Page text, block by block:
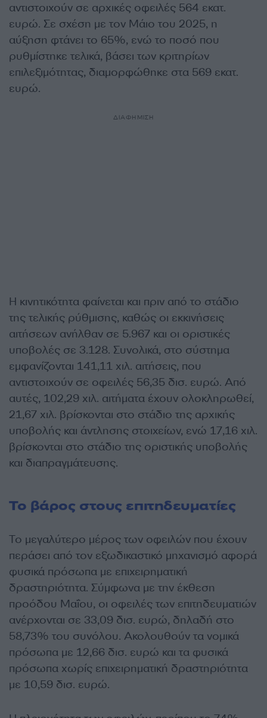
αντιστοιχούν σε αρχικές οφειλές 564 εκατ.
ευρώ. Σε σχέση με τον Μάιο του 2025, η
αύξηση φτάνει το 65%, ενώ το ποσό που
ρυθμίστηκε τελικά, βάσει των κριτηρίων
επιλεξιμότητας, διαμορφώθηκε στα 569 εκατ.
ευρώ.
ΔΙΑΦΗΜΙΣΗ
Η κινητικότητα φαίνεται και πριν από το στάδιο
της τελικής ρύθμισης, καθώς οι εκκινήσεις
αιτήσεων ανήλθαν σε 5.967 και οι οριστικές
υποβολές σε 3.128. Συνολικά, στο σύστημα
εμφανίζονται 141,11 χιλ. αιτήσεις, που
αντιστοιχούν σε οφειλές 56,35 δισ. ευρώ. Από
αυτές, 102,29 χιλ. αιτήματα έχουν ολοκληρωθεί,
21,67 χιλ. βρίσκονται στο στάδιο της αρχικής
υποβολής και άντλησης στοιχείων, ενώ 17,16 χιλ.
βρίσκονται στο στάδιο της οριστικής υποβολής
και διαπραγμάτευσης.
Το βάρος στους επιτηδευματίες
Το μεγαλύτερο μέρος των οφειλών που έχουν
περάσει από τον εξωδικαστικό μηχανισμό αφορά
φυσικά πρόσωπα με επιχειρηματική
δραστηριότητα. Σύμφωνα με την έκθεση
προόδου Μαΐου, οι οφειλές των επιτηδευματιών
ανέρχονται σε 33,09 δισ. ευρώ, δηλαδή στο
58,73% του συνόλου. Ακολουθούν τα νομικά
πρόσωπα με 12,66 δισ. ευρώ και τα φυσικά
πρόσωπα χωρίς επιχειρηματική δραστηριότητα
με 10,59 δισ. ευρώ.